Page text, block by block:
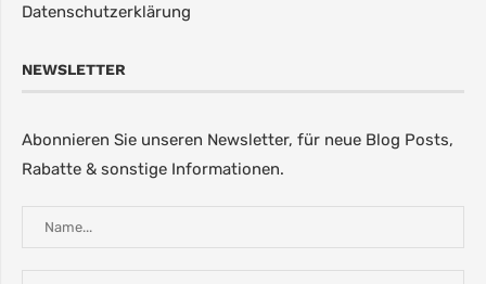
Datenschutzerklärung
NEWSLETTER
Abonnieren Sie unseren Newsletter, für neue Blog Posts,
Rabatte & sonstige Informationen.